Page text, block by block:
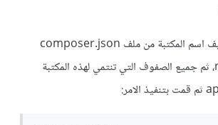
لقد قمت بحذف تعريف اسم المكتبة من ملف composer.json
ضمن قسم require، ثم جميع الصفوف التي تنتمي لهذه المكتبة